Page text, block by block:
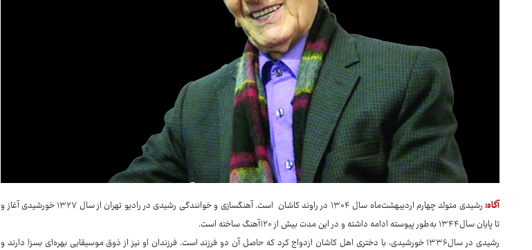
آگاه:
رشیدی متولد چهارم اردیبهشت‌ماه سال ۱۳۰۴ در راوند کاشان است. آهنگسازی و خوانندگی رشیدی در رادیو تهران از سال ۱۳۲۷ خورشیدی آغاز و
تا پایان سال۱۳۴۴ به‌طور پیوسته ادامه داشته و در این مدت بیش از ۱۲۰آهنگ ساخته است.
رشیدی در سال۱۳۳۶ خورشیدی، با دختری اهل کاشان ازدواج کرد که حاصل آن دو فرزند است. فرزندان او نیز از ذوق موسیقایی بهره‌ای بسزا دارند و